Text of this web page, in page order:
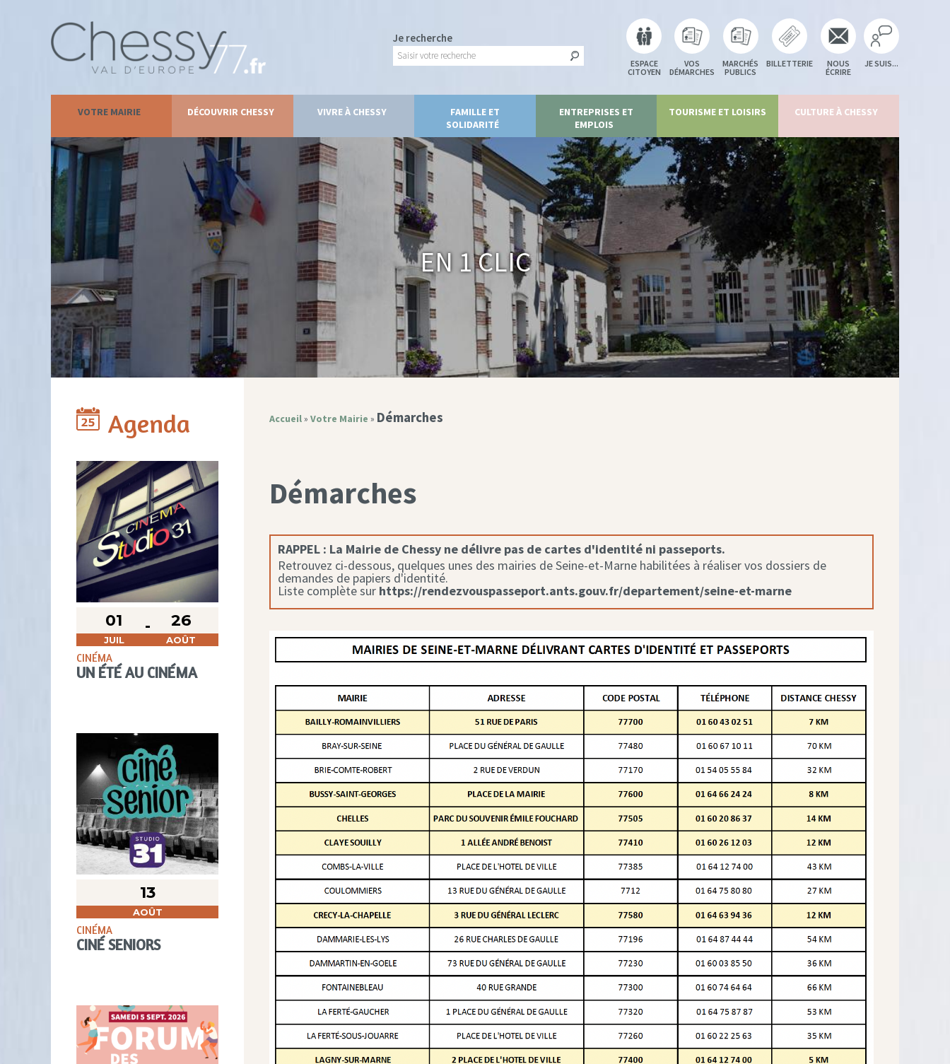
Je recherche
ESPACE
CITOYEN
VOS
DÉMARCHES
MARCHÉS
PUBLICS
BILLETTERIE
NOUS
ÉCRIRE
JE SUIS...
VOTRE MAIRIE DÉCOUVRIR CHESSY VIVRE À CHESSY
FAMILLE ET
SOLIDARITÉ
ENTREPRISES ET
EMPLOIS
TOURISME ET LOISIRS CULTURE À CHESSY
En 1 clic
Agenda
01
JUIL
26
AOÛT
CINÉMA
UN ÉTÉ AU CINÉMA
13
AOÛT
CINÉMA
CINÉ SENIORS
Accueil» Votre Mairie » Démarches
Démarches
RAPPEL : La Mairie de Chessy ne délivre pas de cartes d'identité ni passeports.
Retrouvez ci-dessous, quelques unes des mairies de Seine-et-Marne habilitées à réaliser vos dossiers de
demandes de papiers d'identité.
Liste complète sur https://rendezvouspasseport.ants.gouv.fr/departement/seine-et-marne